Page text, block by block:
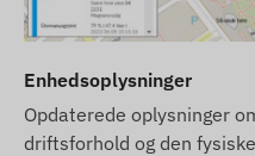
Enhedsoplysninger
Opdaterede oplysninger
driftsforhold og den